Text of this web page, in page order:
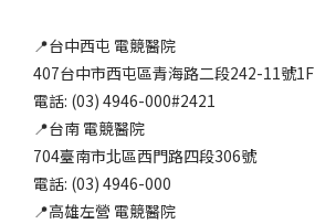
📍台中西屯 電競醫院
407台中市西屯區青海路二段242-11號1F
電話: (03) 4946-000#2421
📍台南 電競醫院
704臺南市北區西門路四段306號
電話: (03) 4946-000
📍高雄左營 電競醫院